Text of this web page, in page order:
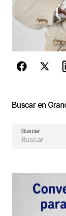
de
Enviar
Buscar en
Buscar